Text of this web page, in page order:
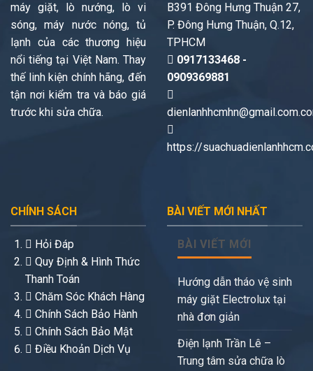
máy giặt, lò nướng, lò vi
sóng, máy nước nóng, tủ
lạnh của các thương hiệu
nổi tiếng tại Việt Nam. Thay
thế linh kiện chính hãng, đến
tận nơi kiểm tra và báo giá
trước khi sửa chữa.
B391 Đông Hưng Thuận 27,
P. Đông Hưng Thuận, Q.12,
TPHCM
0917133468 -
0909369881
https://
CHÍNH SÁCH
Hỏi Đáp
Quy Định & Hình Thức
Thanh Toán
Chăm Sóc Khách Hàng
Chính Sách Bảo Hành
Chính Sách Bảo Mật
Điều Khoản Dịch Vụ
BÀI VIẾT MỚI NHẤT
BÀI VIẾT MỚI
Hướng dẫn tháo vệ sinh
máy giặt Electrolux tại
nhà đơn giản
Điện lạnh Trần Lê –
Trung tâm sửa chữa lò